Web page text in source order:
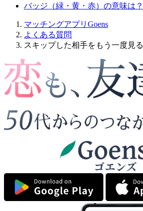
バッジ（緑・黄・赤）の意味は？
マッチングアプリGoens
よくある質問
スキップした相手をもう一度見る